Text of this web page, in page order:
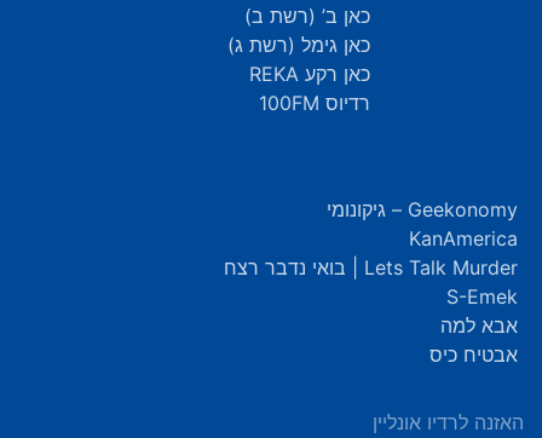
כאן ב’ (רשת ב)
כאן גימל (רשת ג)
כאן רקע REKA
רדיוס 100FM
Geekonomy – גיקונומי
KanAmerica
Lets Talk Murder | בואי נדבר רצח
S-Emek
אבא למה
אבטיח כיס
האזנה לרדיו אונליין